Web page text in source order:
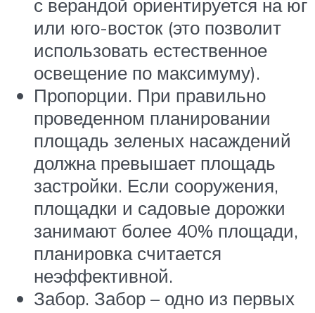
с верандой ориентируется на юг
или юго-восток (это позволит
использовать естественное
освещение по максимуму).
Пропорции. При правильно
проведенном планировании
площадь зеленых насаждений
должна превышает площадь
застройки. Если сооружения,
площадки и садовые дорожки
занимают более 40% площади,
планировка считается
неэффективной.
Забор. Забор – одно из первых